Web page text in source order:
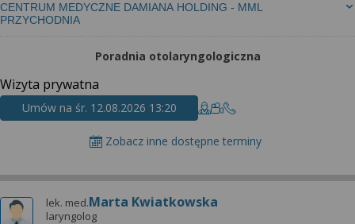
CENTRUM MEDYCZNE DAMIANA HOLDING - MML
PRZYCHODNIA
Poradnia otolaryngologiczna
Wizyta prywatna
Umów na śr. 12.08.2026 13:20
Zobacz inne dostępne terminy
lek. med.Marta Kwiatkowska
laryngolog